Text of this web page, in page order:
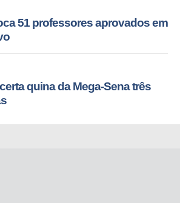
51 professores aprovados em
quina da Mega-Sena três